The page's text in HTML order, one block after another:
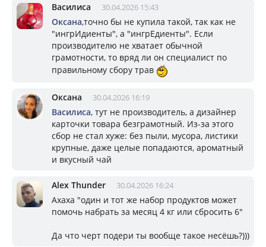
Василиса 30.04.2026 15:43
Оксана,точно бы не купила такой, так как не
"ингрИдиенты", а "ингрЕдиенты". Если
производителю не хватает обычной
грамотности, то вряд ли он специалист по
правильному сбору трав
Оксана 30.04.2026 16:19
Василиса, тут не производитель, а дизайнер
карточки товара безграмотный. Из-за этого
сбор не стал хуже: без пыли, мусора, листики
крупные, даже целые попадаются, ароматный
и вкусный чай
Alex Thunder 30.04.2026 16:24
Ахаха "один и тот же набор продуктов может
помочь набрать за месяц 4 кг или сбросить 6"
Да что черт подери ты вообще такое несёшь?)))